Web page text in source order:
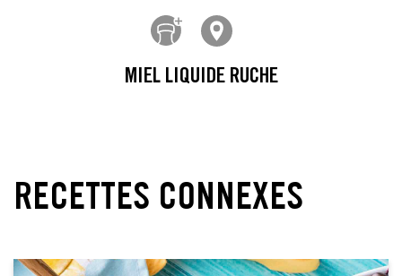
MIEL LIQUIDE RUCHE
RECETTES CONNEXES